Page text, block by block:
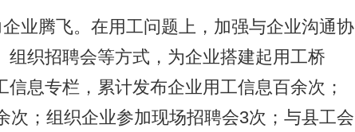
业腾飞。在用工问题上，加强与企业沟通协
织招聘会等方式，为企业搭建起用工桥
息专栏，累计发布企业用工信息百余次；
次；组织企业参加现场招聘会3次；与县工会